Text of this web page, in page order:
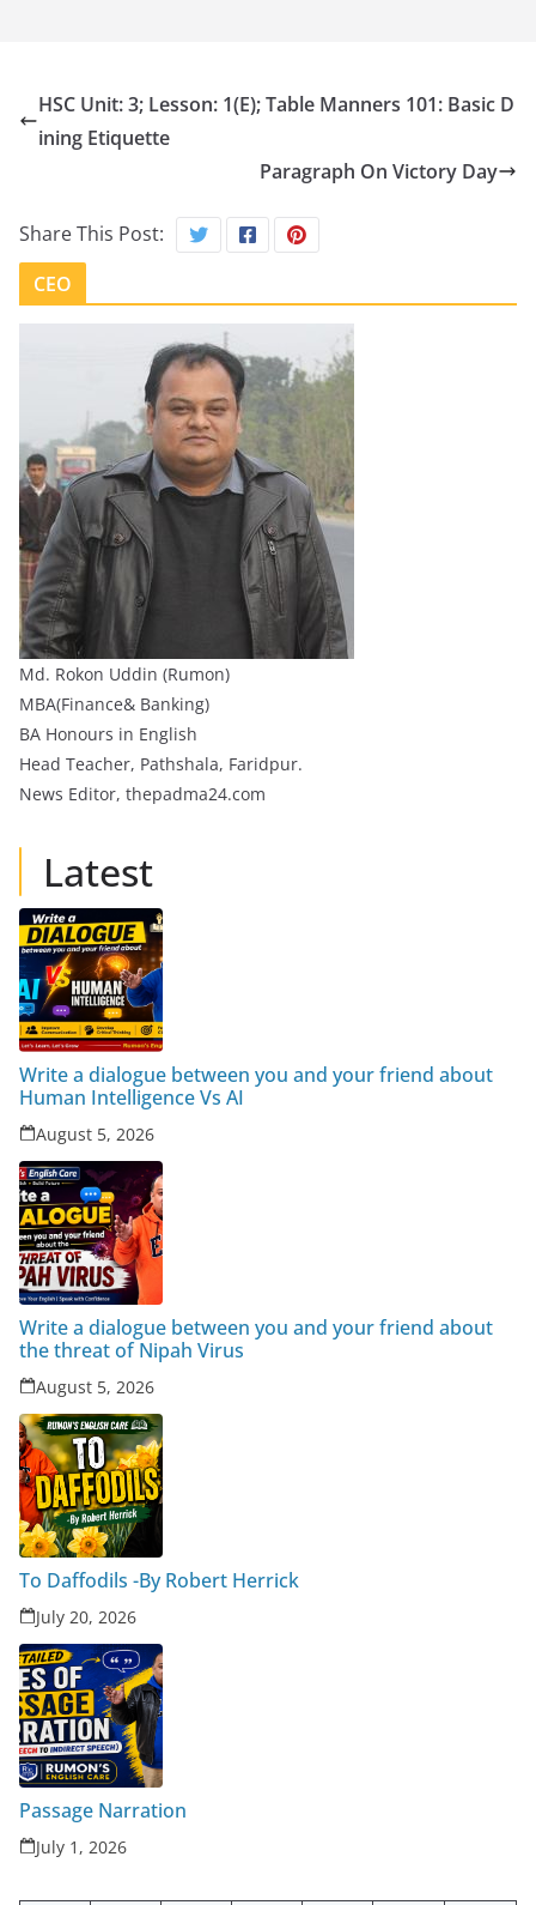
HSC Unit: 3; Lesson: 1(E); Table Manners 101: Basic D
ining Etiquette
Paragraph On Victory Day
Share This Post:
CEO
Md. Rokon Uddin (Rumon)
MBA(Finance& Banking)
BA Honours in English
Head Teacher, Pathshala, Faridpur.
News Editor, thepadma24.com
Latest
Write a dialogue between you and your friend about
Human Intelligence Vs AI
August 5, 2026
Write a dialogue between you and your friend about
the threat of Nipah Virus
August 5, 2026
To Daffodils -By Robert Herrick
July 20, 2026
Passage Narration
July 1, 2026